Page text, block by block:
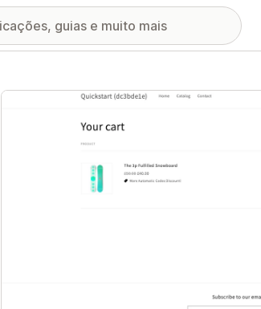
Galeria de imagens em destaque